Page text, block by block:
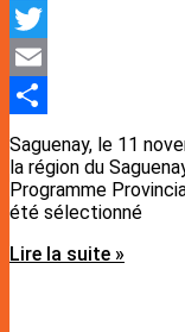
Facebook
Twitter
Email
Partager
Saguenay, le 11
la région du
Programme
été sélectionné
Lire la suite »